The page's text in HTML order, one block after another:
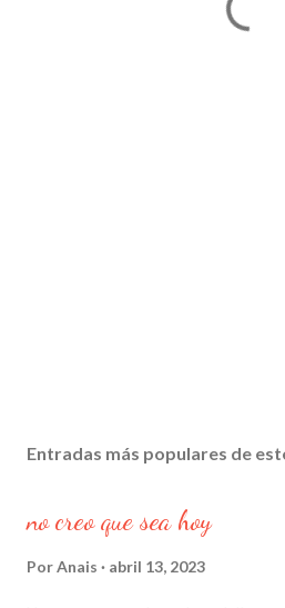
Entradas más populares de
no creo que sea hoy
PorAnais abril 13, 2023